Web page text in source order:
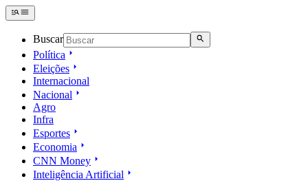
Buscar
Política
Eleições
Internacional
Nacional
Agro
Infra
Esportes
Economia
CNN Money
Inteligência Artificial